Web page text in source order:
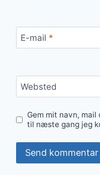
E-mail *
Websted
Gem mit navn,
til næste gang jeg